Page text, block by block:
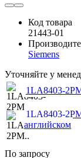
Код товара
21443-01
Siemens
Уточняйте у
1LA8403-
1LA8403-
английском
По запросу